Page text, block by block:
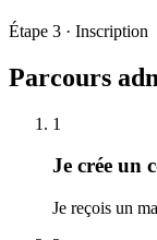
Étape 3 · Inscription
Parcours
1
Je crée un
Je reçois un